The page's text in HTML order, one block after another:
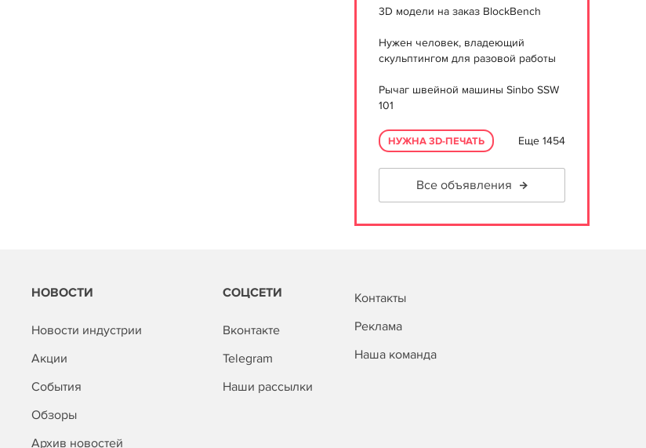
3D модели на заказ BlockBench
Нужен человек, владеющий
скульптингом для разовой работы
Рычаг швейной машины Sinbo SSW
101
НУЖНА 3D-ПЕЧАТЬ Еще 1454
Все объявления
НОВОСТИ
Новости индустрии
Акции
События
Обзоры
Архив новостей
СОЦСЕТИ
Вконтакте
Telegram
Наши рассылки
Контакты
Реклама
Наша команда